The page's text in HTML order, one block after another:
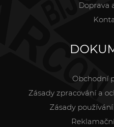
Doprava
Obchodní
Zásady zpracování a
Zásady